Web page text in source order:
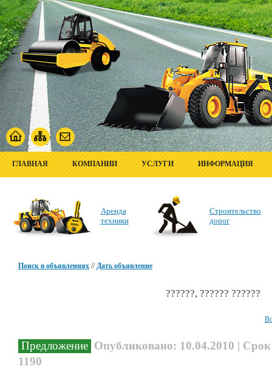
ГЛАВНАЯ КОМПАНИИ УСЛУГИ ИНФОРМАЦИЯ
Аренда
техники
Строительство
дорог
Поиск в объявлениях //Дать объявление
??????, ?????? ??????
Предложение Опубликовано: 10.04.2010 |
1190